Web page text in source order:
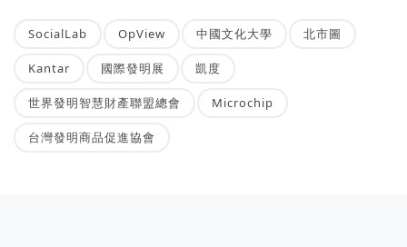
SocialLab OpView 中國文化大學 北市圖
Kantar 國際發明展 凱度
世界發明智慧財產聯盟總會 Microchip
台灣發明商品促進協會